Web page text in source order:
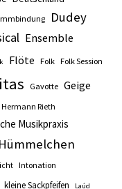
Dudey
Ensemble
Flöte Folk Folk Session
Gavotte Geige
Hermann Rieth
Musikpraxis
Hümmelchen
Intonation
kleine Sackpfeifen Laúd